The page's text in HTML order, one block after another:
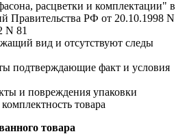
расцветки и комплектации" в
Правительства РФ от 20.10.1998 N
N 81
вид и отсутствуют следы
подтверждающие факт и условия
и повреждения упаковки
товара
товара